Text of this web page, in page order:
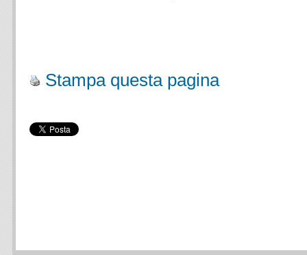
Stampa questa pagina